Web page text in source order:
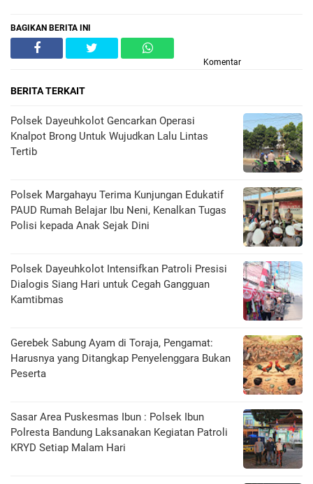
BAGIKAN BERITA INI
Komentar
BERITA TERKAIT
Polsek Dayeuhkolot Gencarkan Operasi
Knalpot Brong Untuk Wujudkan Lalu Lintas
Tertib
Polsek Margahayu Terima Kunjungan Edukatif
PAUD Rumah Belajar Ibu Neni, Kenalkan Tugas
Polisi kepada Anak Sejak Dini
Polsek Dayeuhkolot Intensifkan Patroli Presisi
Dialogis Siang Hari untuk Cegah Gangguan
Kamtibmas
Gerebek Sabung Ayam di Toraja, Pengamat:
Harusnya yang Ditangkap Penyelenggara Bukan
Peserta
Sasar Area Puskesmas Ibun : Polsek Ibun
Polresta Bandung Laksanakan Kegiatan Patroli
KRYD Setiap Malam Hari